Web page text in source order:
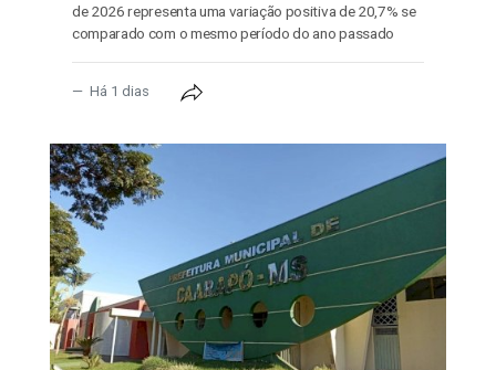
de 2026 representa uma variação positiva de 20,7% se
comparado com o mesmo período do ano passado
Há 1 dias